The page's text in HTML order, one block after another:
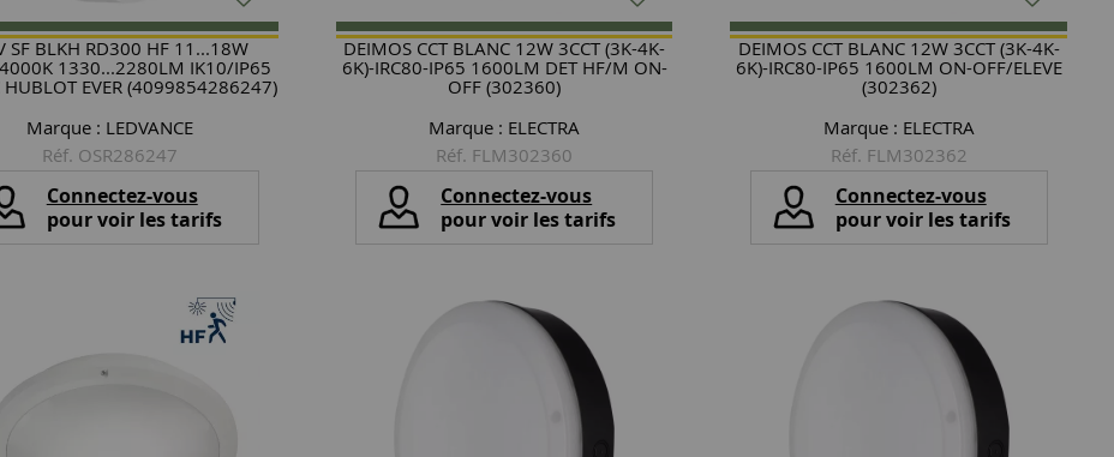
SF BLKH RD300 HF 11...18W
1330...2280LM IK10/IP65
HUBLOT EVER (4099854286247)
Marque : LEDVANCE
Réf. OSR286247
Connectez-vous
pour voir les tarifs
DEIMOS CCT BLANC 12W 3CCT (3K-4K-
6K)-IRC80-IP65 1600LM DET HF/M ON-
OFF (302360)
Marque : ELECTRA
Réf. FLM302360
Connectez-vous
pour voir les tarifs
DEIMOS CCT BLANC 12W 3CCT (3K-4K-
6K)-IRC80-IP65 1600LM ON-OFF/ELEVE
(302362)
Marque : ELECTRA
Réf. FLM302362
Connectez-vous
pour voir les tarifs